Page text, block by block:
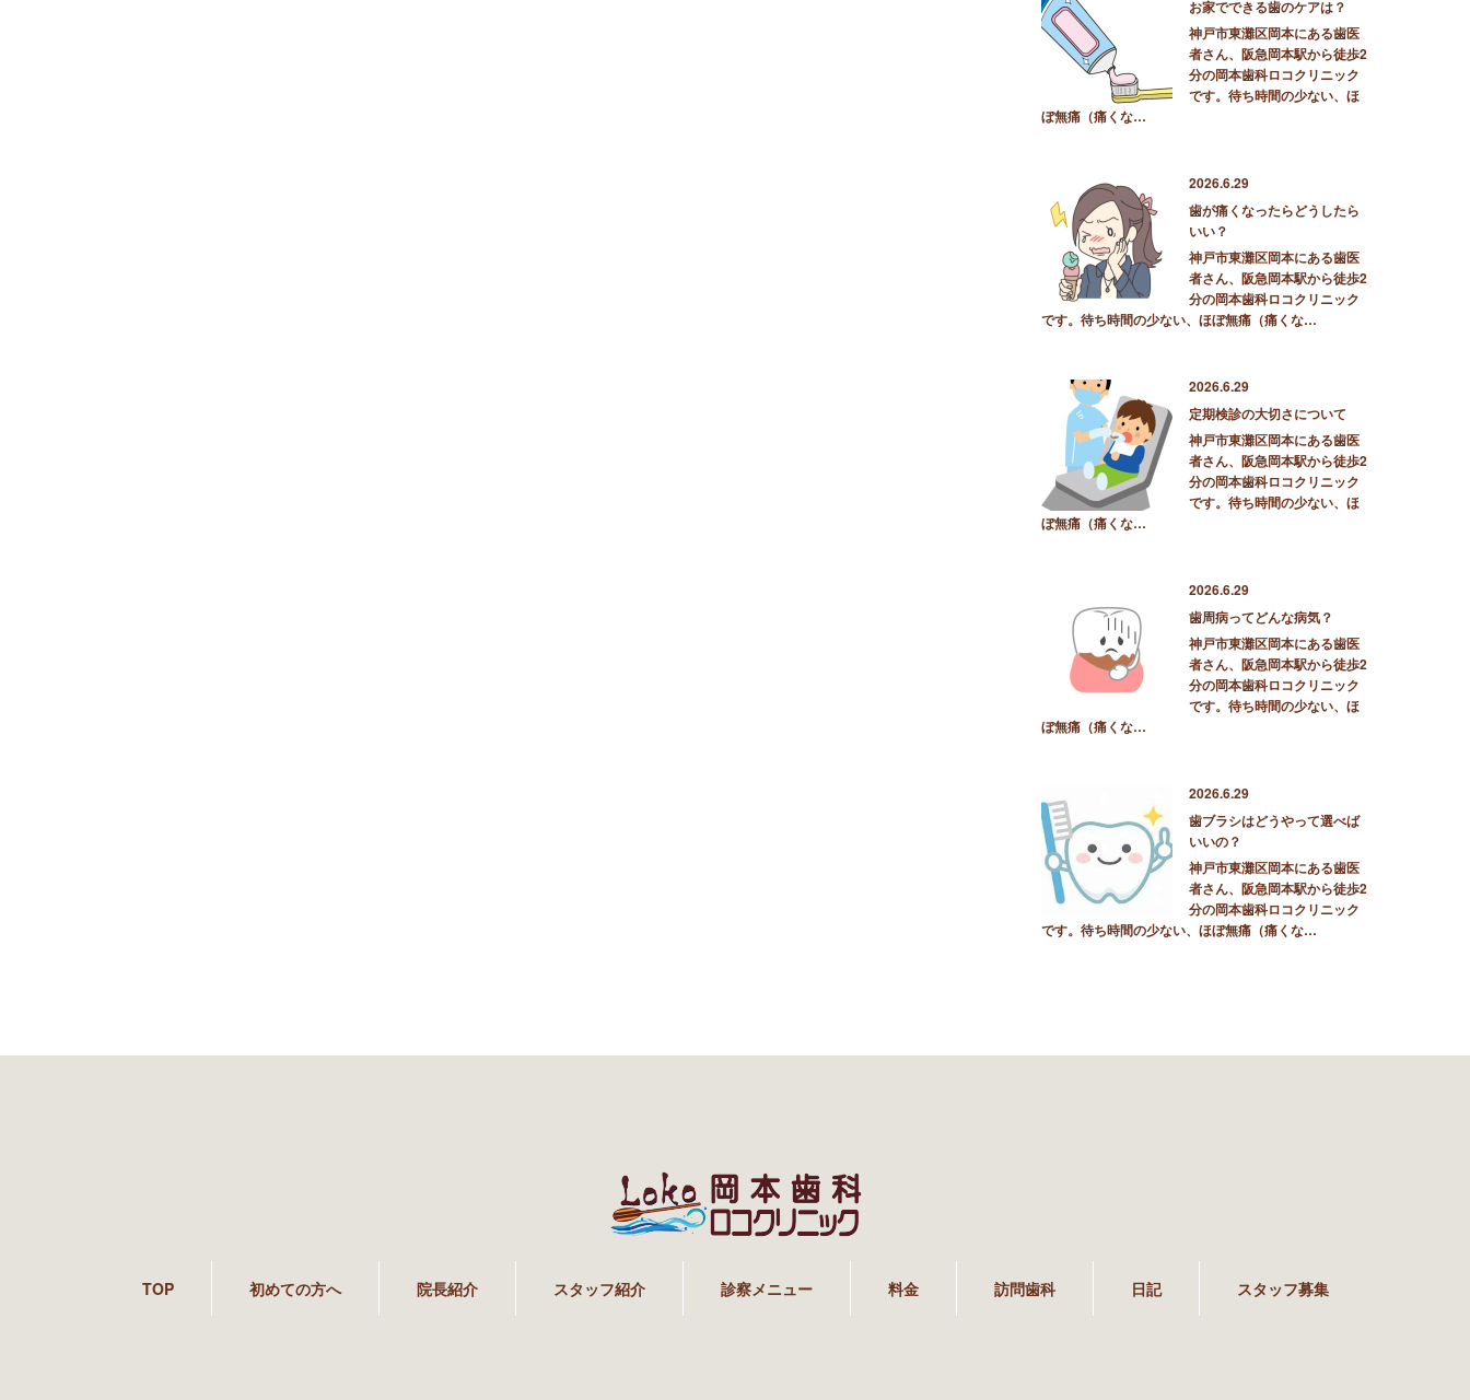
お家でできる歯のケアは？
神戸市東灘区岡本にある歯医
者さん、阪急岡本駅から徒歩2
分の岡本歯科ロコクリニック
です。待ち時間の少ない、ほ
ぼ無痛（痛くな…
2026.6.29
歯が痛くなったらどうしたら
いい？
神戸市東灘区岡本にある歯医
者さん、阪急岡本駅から徒歩2
分の岡本歯科ロコクリニック
です。待ち時間の少ない、ほぼ無痛（痛くな…
2026.6.29
定期検診の大切さについて
神戸市東灘区岡本にある歯医
者さん、阪急岡本駅から徒歩2
分の岡本歯科ロコクリニック
です。待ち時間の少ない、ほ
ぼ無痛（痛くな…
2026.6.29
歯周病ってどんな病気？
神戸市東灘区岡本にある歯医
者さん、阪急岡本駅から徒歩2
分の岡本歯科ロコクリニック
です。待ち時間の少ない、ほ
ぼ無痛（痛くな…
2026.6.29
歯ブラシはどうやって選べば
いいの？
神戸市東灘区岡本にある歯医
者さん、阪急岡本駅から徒歩2
分の岡本歯科ロコクリニック
です。待ち時間の少ない、ほぼ無痛（痛くな…
TOP 初めての方へ 院長紹介 スタッフ紹介 診察メニュー 料金 訪問歯科 日記 スタッフ募集